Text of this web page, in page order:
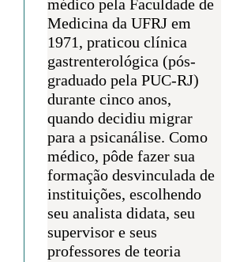
médico pela Faculdade de
Medicina da UFRJ em
1971, praticou clínica
gastrenterológica (pós-
graduado pela PUC-RJ)
durante cinco anos,
quando decidiu migrar
para a psicanálise. Como
médico, pôde fazer sua
formação desvinculada de
instituições, escolhendo
seu analista didata, seu
supervisor e seus
professores de teoria